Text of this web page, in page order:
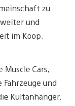
zu
und
im Koop.
Cars,
Fahrzeuge und
Kultanhänger.